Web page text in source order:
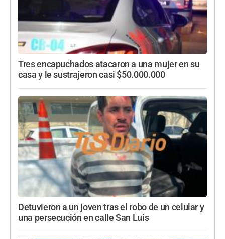
Tres encapuchados atacaron a una mujer en su
casa y le sustrajeron casi $50.000.000
Detuvieron a un joven tras el robo de un celular y
una persecución en calle San Luis